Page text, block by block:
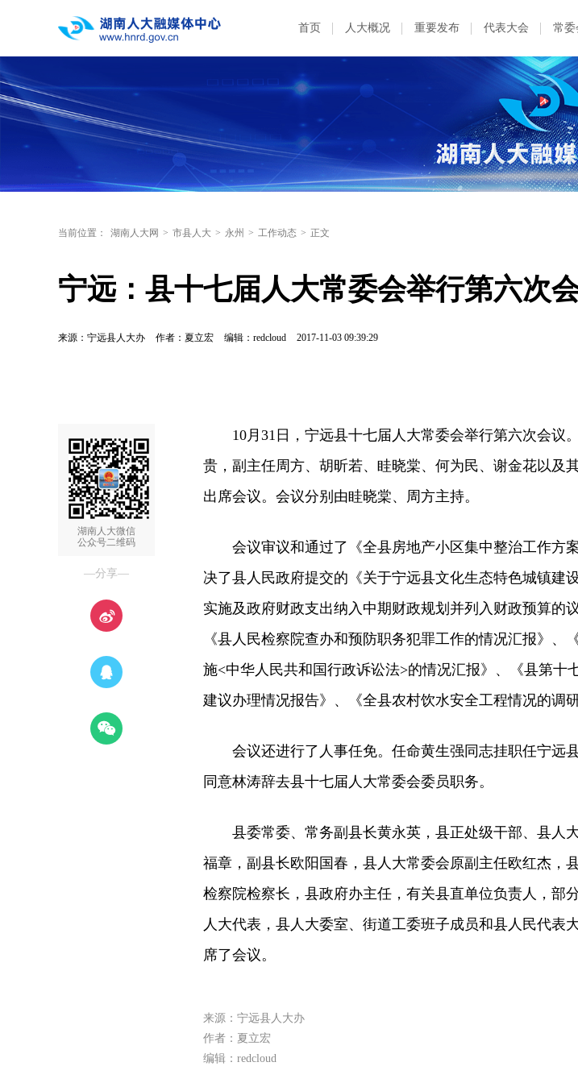
首页 人大概况 重要发布 代表大会 常委
当前位置： 湖南人大网 > 市县人大 > 永州 > 工作动态 > 正文
宁远：县十七届人大常委会举行第六次
来源：宁远县人大办 作者：夏立宏 编辑：redcloud 2017-11-03 09:39:29
湖南人大微信
公众号二维码
—分享—
10月31日，宁远县十七届人大常委会举行第六次会议
贵，副主任周方、胡昕若、眭晓棠、何为民、谢金花以及
出席会议。会议分别由眭晓棠、周方主持。
会议审议和通过了《全县房地产小区集中整治工作方
决了县人民政府提交的《关于宁远县文化生态特色城镇建
实施及政府财政支出纳入中期财政规划并列入财政预算的
《县人民检察院查办和预防职务犯罪工作的情况汇报》、
施<中华人民共和国行政诉讼法>的情况汇报》、《县第十
建议办理情况报告》、《全县农村饮水安全工程情况的调研
会议还进行了人事任免。任命黄生强同志挂职任宁远县
同意林涛辞去县十七届人大常委会委员职务。
县委常委、常务副县长黄永英，县正处级干部、县人
福章，副县长欧阳国春，县人大常委会原副主任欧红杰，
检察院检察长，县政府办主任，有关县直单位负责人，部
人大代表，县人大委室、街道工委班子成员和县人民代表
席了会议。
来源：宁远县人大办
作者：夏立宏
编辑：redcloud